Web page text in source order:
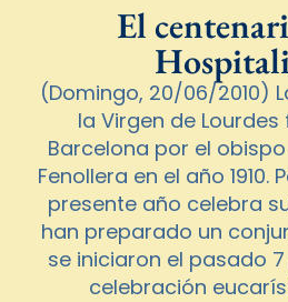
El
(Domingo, 20/06/2010)
la Virgen de
Barcelona por el
Fenollera en el año 1910.
presente año celebra
han preparado un
se iniciaron el pasado
celebración